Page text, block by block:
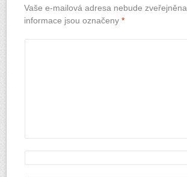
Vaše e-mailová adresa nebude zveřejněna.
informace jsou označeny *